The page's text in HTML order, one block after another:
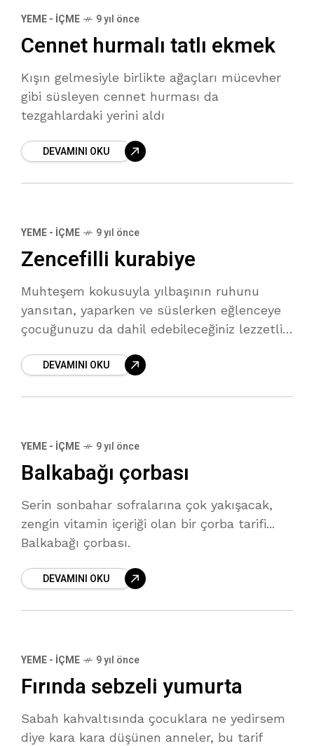
YEME - İÇME 9 yıl önce
Cennet hurmalı tatlı ekmek
Kışın gelmesiyle birlikte ağaçları mücevher
gibi süsleyen cennet hurması da
tezgahlardaki yerini aldı
DEVAMINI OKU
YEME - İÇME 9 yıl önce
Zencefilli kurabiye
Muhteşem kokusuyla yılbaşının ruhunu
yansıtan, yaparken ve süslerken eğlenceye
çocuğunuzu da dahil edebileceğiniz lezzetli
DEVAMINI OKU
YEME - İÇME 9 yıl önce
Balkabağı çorbası
Serin sonbahar sofralarına çok yakışacak,
zengin vitamin içeriği olan bir çorba tarifi...
Balkabağı çorbası.
DEVAMINI OKU
YEME - İÇME 9 yıl önce
Fırında sebzeli yumurta
Sabah kahvaltısında çocuklara ne yedirsem
diye kara kara düşünen anneler, bu tarif